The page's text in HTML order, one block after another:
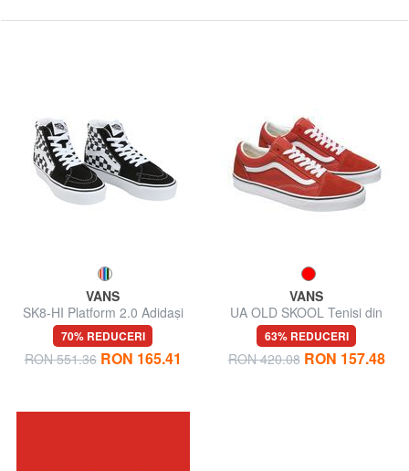
VANS
SK8-HI Platform 2.0 Adidași
înalți
70% REDUCERI
RON 551.36 RON 165.41
VANS
UA OLD SKOOL Tenisi din
piele
63% REDUCERI
RON 420.08 RON 157.48